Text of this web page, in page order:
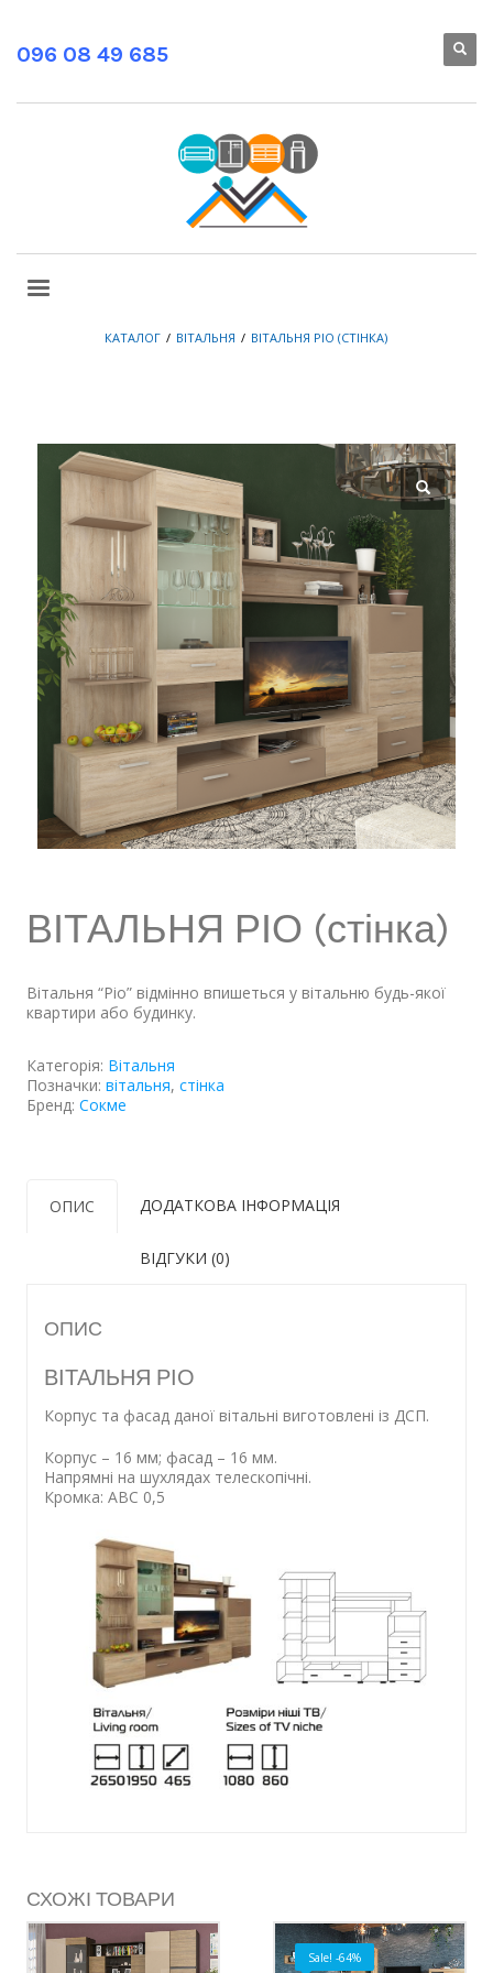
096 08 49 685
КАТАЛОГ ВІТАЛЬНЯ ВІТАЛЬНЯ РІО (СТІНКА)
ВІТАЛЬНЯ РІО (стінка)
Вітальня “Ріо” відмінно впишеться у вітальню будь-якої
квартири або будинку.
Категорія: Вітальня
Позначки: вітальня, стінка
Бренд: Сокме
ОПИС ДОДАТКОВА ІНФОРМАЦІЯ
ВІДГУКИ (0)
ОПИС
ВІТАЛЬНЯ РІО
Корпус та фасад даної вітальні виготовлені із ДСП.
Корпус – 16 мм; фасад – 16 мм.
Напрямні на шухлядах телескопічні.
Кромка: ABC 0,5
СХОЖІ ТОВАРИ
Sale! -64%